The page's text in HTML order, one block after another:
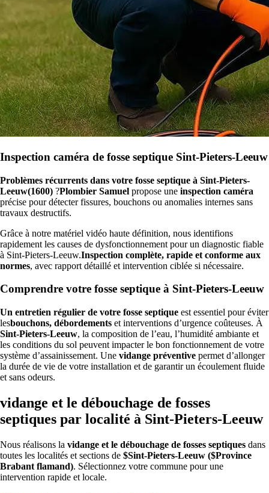
Inspection caméra de fosse septique Sint-Pieters-Leeuw
Problèmes récurrents dans votre fosse septique à Sint-Pieters-
Leeuw(1600) ?Plombier Samuel propose une inspection caméra
précise pour détecter fissures, bouchons ou anomalies internes sans
travaux destructifs.
Grâce à notre matériel vidéo haute définition, nous identifions
rapidement les causes de dysfonctionnement pour un diagnostic fiable
à Sint-Pieters-Leeuw.Inspection complète, rapide et conforme aux
normes, avec rapport détaillé et intervention ciblée si nécessaire.
Comprendre votre fosse septique à Sint-Pieters-Leeuw
Un entretien régulier de votre fosse septique est essentiel pour éviter
lesbouchons, débordements et interventions d’urgence coûteuses. À
Sint-Pieters-Leeuw, la composition de l’eau, l’humidité ambiante et
les conditions du sol peuvent impacter le bon fonctionnement de votre
système d’assainissement. Une vidange préventive permet d’allonger
la durée de vie de votre installation et de garantir un écoulement fluide
et sans odeurs.
vidange et le débouchage de fosses
septiques par localité à Sint-Pieters-Leeuw
Nous réalisons la vidange et le débouchage de fosses septiques dans
toutes les localités et sections de $Sint-Pieters-Leeuw ($Province
Brabant flamand). Sélectionnez votre commune pour une
intervention rapide et locale.